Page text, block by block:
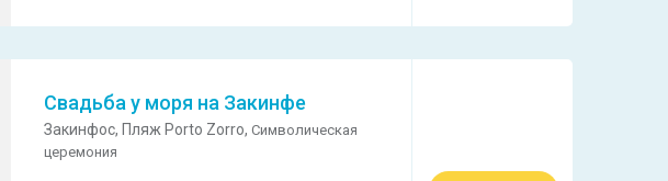
Свадьба у моря на Закинфе
Закинфос, Пляж Porto Zorro,Символическая
церемония